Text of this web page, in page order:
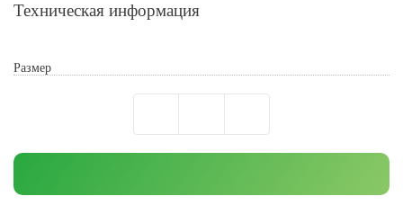
Техническая информация
Размер